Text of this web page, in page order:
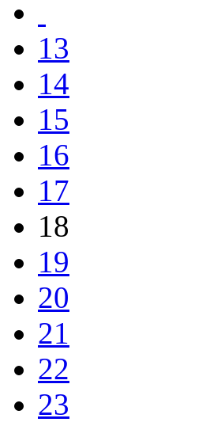
13
14
15
16
17
18
19
20
21
22
23